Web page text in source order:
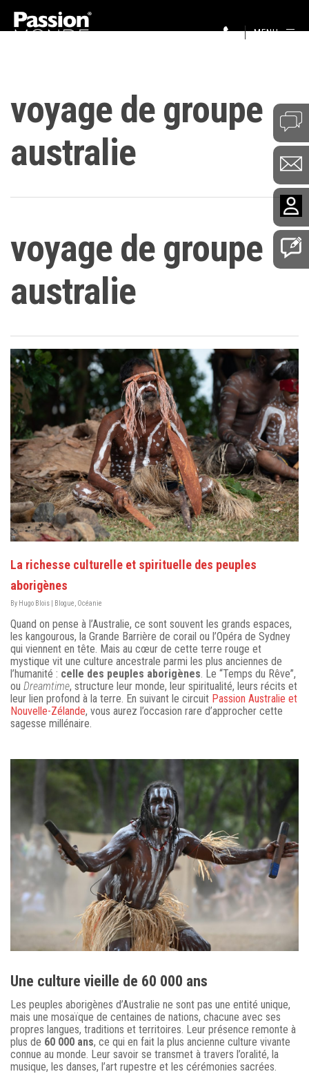
MENU
voyage de groupe
australie
voyage de groupe
australie
La richesse culturelle et spirituelle des peuples
aborigènes
By Hugo Blois Blogue Océanie
Quand on pense à l’Australie, ce sont souvent les grands espaces,
les kangourous, la Grande Barrière de corail ou l’Opéra de Sydney
qui viennent en tête. Mais au cœur de cette terre rouge et
mystique vit une culture ancestrale parmi les plus anciennes de
l’humanité : celle des peuples aborigènes . Le “Temps du Rêve”,
ou Dreamtime, structure leur monde, leur spiritualité, leurs récits et
leur lien profond à la terre. En suivant le circuit Passion Australie et
Nouvelle-Zélande, vous aurez l’occasion rare d’approcher cette
sagesse millénaire.
Une culture vieille de 60 000 ans
Les peuples aborigènes d’Australie ne sont pas une entité unique,
mais une mosaïque de centaines de nations, chacune avec ses
propres langues, traditions et territoires. Leur présence remonte à
plus de 60 000 ans, ce qui en fait la plus ancienne culture vivante
connue au monde. Leur savoir se transmet à travers l’oralité, la
musique, les danses, l’art rupestre et les cérémonies sacrées.